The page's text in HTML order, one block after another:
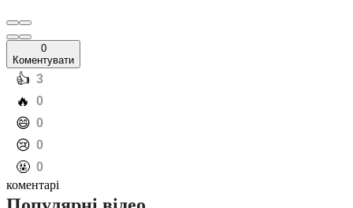
0
Коментувати
️👍 3
️🔥 0
️😄 0
️😢 0
️🤬 0
коментарі